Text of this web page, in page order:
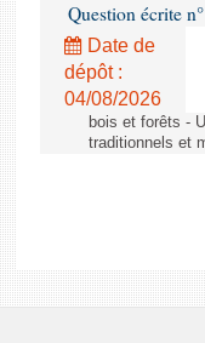
Question écrite
Date de
dépôt :
04/08/2026
bois et forêts -
traditionnels et